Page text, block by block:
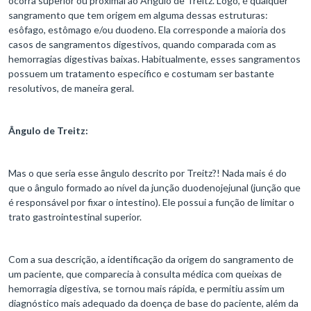
sangramento que tem origem em alguma dessas estruturas:
esôfago, estômago e/ou duodeno. Ela corresponde a maioria dos
casos de sangramentos digestivos, quando comparada com as
hemorragias digestivas baixas. Habitualmente, esses sangramentos
possuem um tratamento específico e costumam ser bastante
resolutivos, de maneira geral.
Ângulo de Treitz:
Mas o que seria esse ângulo descrito por Treitz?! Nada mais é do
que o ângulo formado ao nível da junção duodenojejunal (junção que
é responsável por fixar o intestino). Ele possui a função de limitar o
trato gastrointestinal superior.
Com a sua descrição, a identificação da origem do sangramento de
um paciente, que comparecia à consulta médica com queixas de
hemorragia digestiva, se tornou mais rápida, e permitiu assim um
diagnóstico mais adequado da doença de base do paciente, além da